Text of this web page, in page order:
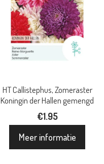
HT Callistephus, Zomeraster
Koningin der Hallen gemengd
€1.95
Meer informatie